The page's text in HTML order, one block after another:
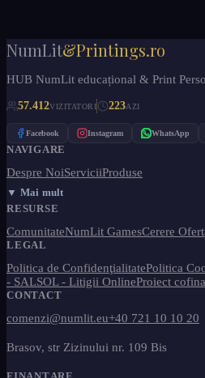
NumLit&Printings.ro
HUB NumLit educațional & Print
57.412VIZITATORI 223AZI
Facebook Instagram WhatsApp
NAVIGARE
Despre NoiServiciiProduse
▼ Mai mult
RESURSE
ComunitateNumLit GamesCerere
LEGAL
Politica de ConfidenţialitatePolitica
- SALSOL - Litigii OnlineProiect
CONTACT
comenzi@numlit.eu+40 721 10 10 20
Brasov, str Zizinului nr. 109 Bis